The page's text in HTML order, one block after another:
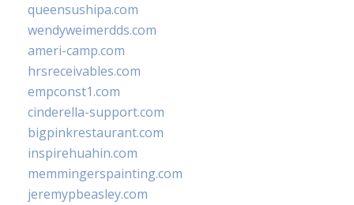
queensushipa.com
wendyweimerdds.com
ameri-camp.com
hrsreceivables.com
empconst1.com
cinderella-support.com
bigpinkrestaurant.com
inspirehuahin.com
memmingerspainting.com
jeremypbeasley.com